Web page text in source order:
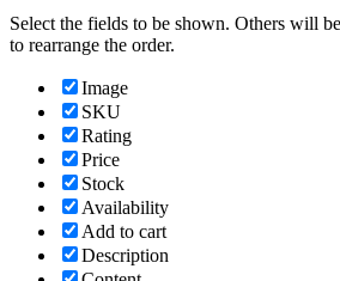
Select the fields to be shown. Others will
to rearrange the order.
Image
SKU
Rating
Price
Stock
Availability
Add to cart
Description